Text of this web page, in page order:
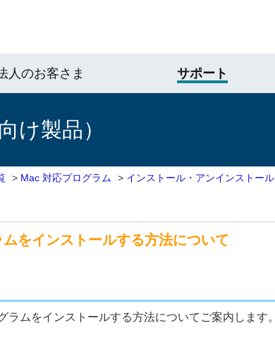
人のお客さま サポート
け製品）
> Mac 対応プログラム > インストール・アンインストール
をインストールする方法について
ムをインストールする方法についてご案内します。